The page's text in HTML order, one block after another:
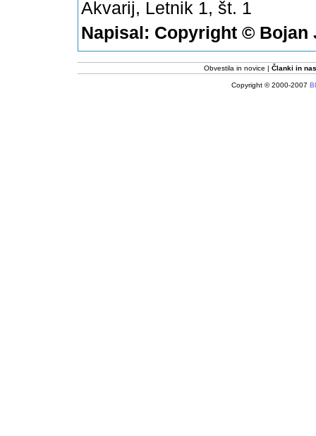
Akvarij, Letnik 1, št. 1
Napisal: Copyright © Bojan
Obvestila in novice Članki in
Copyright © 2000-2007